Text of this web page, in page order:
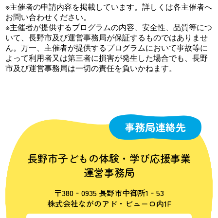
※主催者の申請内容を掲載しています。詳しくは各主催者へ
お問い合わせください。
※主催者が提供するプログラムの内容、安全性、品質等につ
いて、長野市及び運営事務局が保証するものではありませ
ん。万一、主催者が提供するプログラムにおいて事故等に
よって利用者又は第三者に損害が発生した場合でも、長野
市及び運営事務局は一切の責任を負いかねます。
事務局連絡先
長野市子どもの体験・学び応援事業
運営事務局
〒380‐0935 長野市中御所1‐53
株式会社ながのアド・ビューロ内1F